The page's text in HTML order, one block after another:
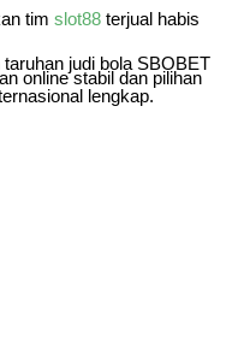
tim slot88 terjual habis
judi bola SBOBET
online stabil dan pilihan
lengkap.